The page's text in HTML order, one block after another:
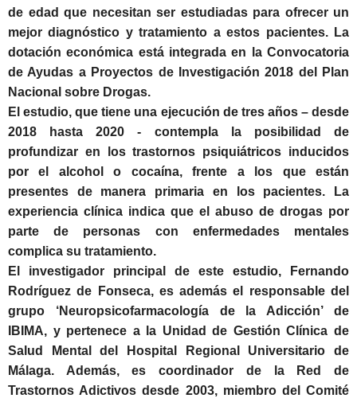
de edad que necesitan ser estudiadas para ofrecer un
mejor diagnóstico y tratamiento a estos pacientes. La
dotación económica está integrada en la Convocatoria
de Ayudas a Proyectos de Investigación 2018 del Plan
Nacional sobre Drogas.
El estudio, que tiene una ejecución de tres años – desde
2018 hasta 2020 - contempla la posibilidad de
profundizar en los trastornos psiquiátricos inducidos
por el alcohol o cocaína, frente a los que están
presentes de manera primaria en los pacientes. La
experiencia clínica indica que el abuso de drogas por
parte de personas con enfermedades mentales
complica su tratamiento.
El investigador principal de este estudio, Fernando
Rodríguez de Fonseca, es además el responsable del
grupo ‘Neuropsicofarmacología de la Adicción’ de
IBIMA, y pertenece a la Unidad de Gestión Clínica de
Salud Mental del Hospital Regional Universitario de
Málaga. Además, es coordinador de la Red de
Trastornos Adictivos desde 2003, miembro del Comité